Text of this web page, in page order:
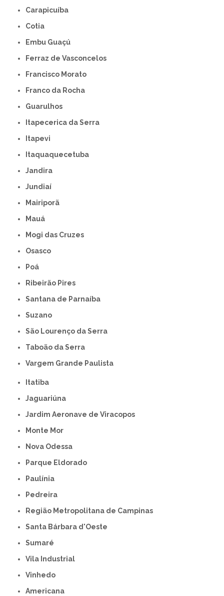
Carapicuíba
Cotia
Embu Guaçú
Ferraz de Vasconcelos
Francisco Morato
Franco da Rocha
Guarulhos
Itapecerica da Serra
Itapevi
Itaquaquecetuba
Jandira
Jundiaí
Mairiporã
Mauá
Mogi das Cruzes
Osasco
Poá
Ribeirão Pires
Santana de Parnaíba
Suzano
São Lourenço da Serra
Taboão da Serra
Vargem Grande Paulista
Itatiba
Jaguariúna
Jardim Aeronave de Viracopos
Monte Mor
Nova Odessa
Parque Eldorado
Paulínia
Pedreira
Região Metropolitana de Campinas
Santa Bárbara d'Oeste
Sumaré
Vila Industrial
Vinhedo
americana